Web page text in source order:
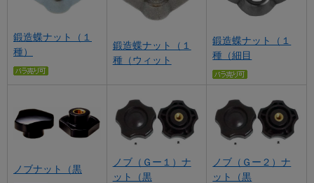
鍛造蝶ナット（１
種）
鍛造蝶ナット（１
種（ウィット
鍛造蝶ナット（１
種（細目
ノブナット（黒
ノブ（Ｇー１）ナ
ット（黒
ノブ（Ｇー２）ナ
ット（黒